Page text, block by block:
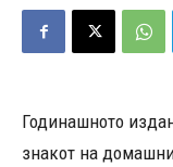
Годинашното
знакот на